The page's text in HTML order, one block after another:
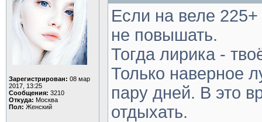
Зарегистрирован: 08 мар
2017, 13:25
Сообщения: 3210
Откуда: Москва
Пол: Женский
Если на веле
не повышать.
Тогда лирика -
Только наверное
пару дней. В это
отдыхать.